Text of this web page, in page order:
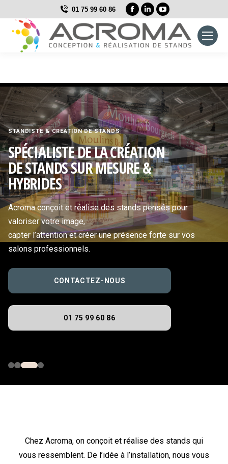
01 75 99 60 86
La
page
Facebook
s'ouvre
nouvelle
fenêtre
La
page
LinkedIn
s'ouvre
nouvelle
fenêtre
La
page
YouTube
s'ouvre
nouvelle
fenêtre
STANDISTE & CRÉATION DE STANDS
SPÉCIALISTE DE LA CRÉATION
DE STANDS SUR MESURE &
HYBRIDES
Acroma conçoit et réalise des stands pensés pour
valoriser votre image,
capter l’attention et créer une présence forte sur vos
salons professionnels.
CONTACTEZ-NOUS
01 75 99 60 86
Chez Acroma, on conçoit et réalise des stands qui
vous ressemblent. De l’idée à l’installation, nous vous